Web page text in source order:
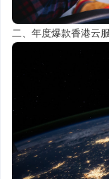
二、年度爆款香港云